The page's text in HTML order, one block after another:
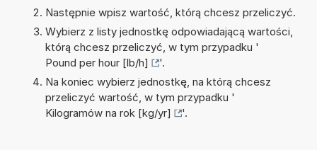
Następnie wpisz wartość, którą chcesz przeliczyć.
Wybierz z listy jednostkę odpowiadającą wartości,
którą chcesz przeliczyć, w tym przypadku '
Pound per hour [lb/h]
'.
Na koniec wybierz jednostkę, na którą chcesz
przeliczyć wartość, w tym przypadku '
Kilogramów na rok [kg/yr]
'.